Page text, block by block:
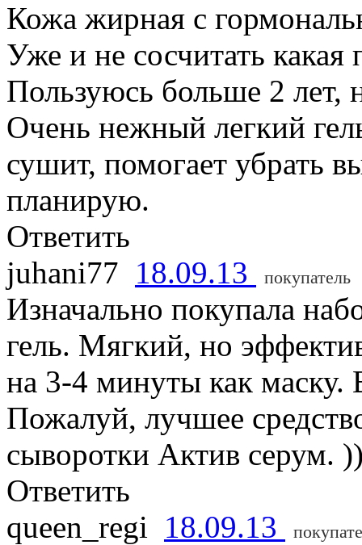
Кожа жирная с
Уже и не сосчитать
Пользуюсь больше 2 лет,
Очень нежный легкий
сушит, помогает убрать
планирую.
Ответить
juhani77 18.09.13 покупатель
Изначально покупала
гель. Мягкий, но
на 3-4 минуты как маску.
Пожалуй, лучшее
сыворотки Актив серум.
Ответить
queen_regi 18.09.13